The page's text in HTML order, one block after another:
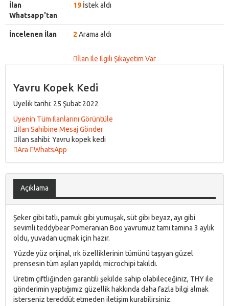
İlan
Whatsapp'tan
19 İstek aldı
İncelenen İlan 2Arama aldı
İlan Ile Ilgili Şikayetim Var
Yavru Kopek Kedi
Üyelik tarihi: 25 Şubat 2022
Üyenin Tüm Ilanlarını Görüntüle
İlan Sahibine Mesaj Gönder
İlan sahibi: Yavru kopek kedi
Ara
WhatsApp
Açıklama
Şeker gibi tatlı, pamuk gibi yumuşak, süt gibi beyaz, ayı gibi
sevimli teddybear Pomeranian Boo yavrumuz tamı tamına 3 aylık
oldu, yuvadan uçmak için hazır.
Yüzde yüz orijinal, ırk özelliklerinin tümünü taşıyan güzel
prensesin tüm aşıları yapıldı, microchipi takıldı.
Üretim çiftliğinden garantili şekilde sahip olabileceğiniz, THY ile
gönderimin yaptığımız güzellik hakkında daha fazla bilgi almak
isterseniz tereddüt etmeden iletişim kurabilirsiniz.